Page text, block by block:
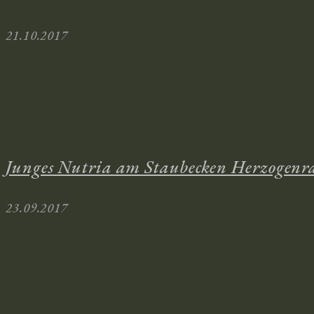
21.10.2017
Junges Nutria am Staubecken
23.09.2017